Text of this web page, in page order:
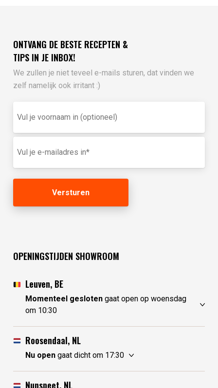
ONTVANG DE BESTE RECEPTEN &
TIPS IN JE INBOX!
We zullen je niet teveel e-mails sturen, dat vinden we
zelf namelijk ook irritant :)
je
in
(optioneel)
mailadres
OPENINGSTIJDEN SHOWROOM
Leuven, BE
Momenteel geslotengaat open op woensdag
om 10:30
zondag
gesloten
maandag
dinsdag
Roosendaal, NL
Nu opengaat dicht om 17:30
zondag
10:00 - 17:30
maandag
Nunspeet, NL